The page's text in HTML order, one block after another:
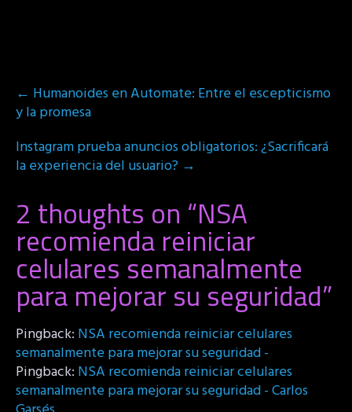
Post
navigation
← Humanoides en Automate: Entre el escepticismo
y la promesa
Instagram prueba anuncios obligatorios: ¿Sacrificará
la experiencia del usuario? →
2 thoughts on “NSA
recomienda reiniciar
celulares semanalmente
para mejorar su seguridad”
Pingback: NSA recomienda reiniciar celulares
semanalmente para mejorar su seguridad -
Pingback: NSA recomienda reiniciar celulares
semanalmente para mejorar su seguridad - Carlos